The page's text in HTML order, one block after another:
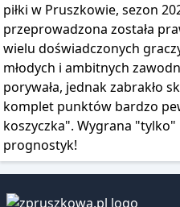
piłki w Pruszkowie, sezon
przeprowadzona została
wielu doświadczonych
młodych i ambitnych
porywała, jednak zabrakło
komplet punktów bardzo
koszyczka". Wygrana "tylko"
prognostyk!